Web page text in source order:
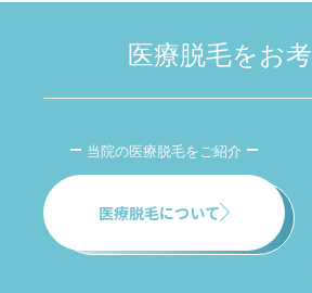
医療脱毛をお
当院の医療脱毛をご紹介
医療脱毛について